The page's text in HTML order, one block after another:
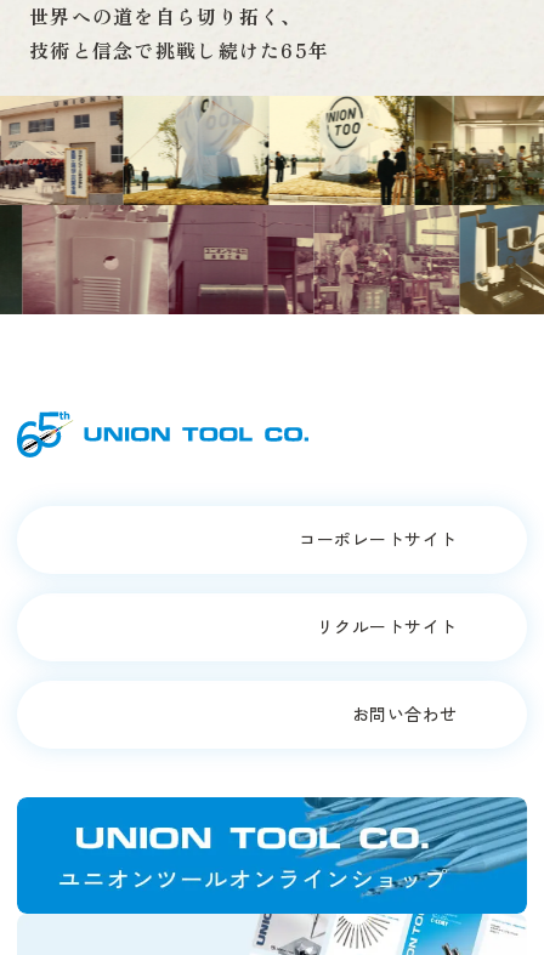
世界への道を自ら切り拓く、
技術と信念で挑戦し続けた65年
コーポレートサイト
リクルートサイト
お問い合わせ